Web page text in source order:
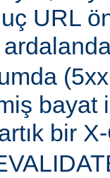
uç URL
bayat
bir